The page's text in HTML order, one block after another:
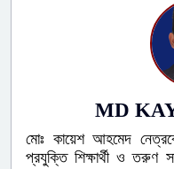
MD
মোঃ কায়েশ আহমেদ
প্রযুক্তি শিক্ষার্থী ও তরুণ